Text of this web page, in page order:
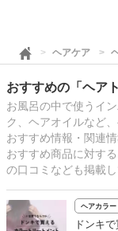
ヘアケア
おすすめの「ヘア
お風呂の中で使うイ
ク、ヘアオイルなど
おすすめ情報・関連
おすすめ商品に対す
の口コミなども掲載し
ヘアカラー
ドンキ